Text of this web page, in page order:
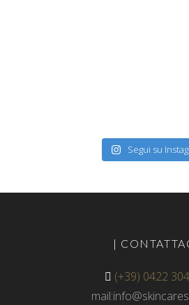
Segui su
|
(+39) 0422